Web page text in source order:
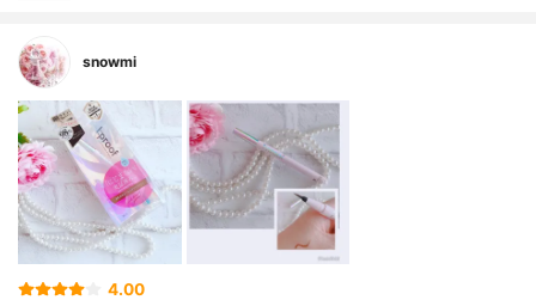
snowmi
4.00